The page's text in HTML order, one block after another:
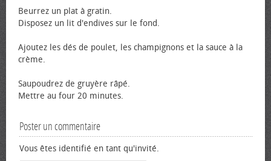
Beurrez un plat à gratin.
Disposez un lit d'endives sur le fond.
Ajoutez les dés de poulet, les champignons et la sauce à la
crème.
Saupoudrez de gruyère râpé.
Mettre au four 20 minutes.
Poster un commentaire
Vous êtes identifié en tant qu'invité.